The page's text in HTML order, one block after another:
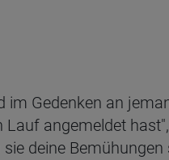
im Gedenken an
angemeldet
deine